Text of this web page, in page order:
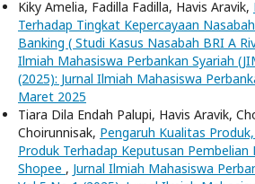
Kiky Amelia, Fadilla Fadilla, Havis Aravik,
Terhadap Tingkat Kepercayaan
Banking ( Studi Kasus Nasabah BRI A
Ilmiah Mahasiswa Perbankan Syariah
(2025): Jurnal Ilmiah Mahasiswa
Maret 2025
Tiara Dila Endah Palupi, Havis Aravik,
Choirunnisak, Pengaruh Kualitas
Produk Terhadap Keputusan Pembelian
Shopee , Jurnal Ilmiah Mahasiswa